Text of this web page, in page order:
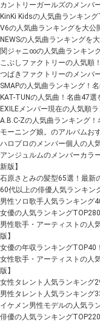
カントリーガールズのメンバ
KinKi Kidsの人気曲ランキング
V6の人気曲ランキングを大公
NEWSの人気曲ランキングを
関ジャニ∞の人気曲ランキン
こぶしファクトリーの人気順
つばきファクトリーのメンバ
SMAPの人気曲ランキング！
KAT-TUNの人気曲！名曲47選
EXILEメンバー現在の人気順
A.B.C-Zの人気曲ランキング！
モーニング娘。のアルバムお
ハロプロのメンバー個人の人
アンジュルムのメンバーカラ
新版】
石原さとみの髪型65選！最新
60代以上の俳優人気ランキン
男性ソロ歌手人気ランキング
女優の人気ランキング
男性歌手・アーティストの人
版】
女優の年収ランキングTOP40
女性歌手・アーティストの人
版】
女性タレント人気ランキング
男性タレント人気ランキング
イケメン男性モデルの人気ラ
俳優の人気ランキング